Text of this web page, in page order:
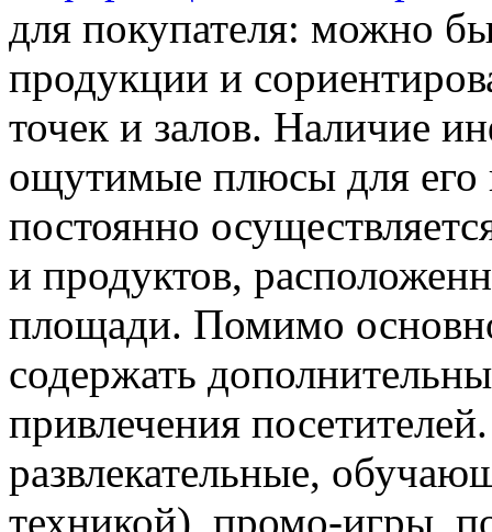
для покупателя: можно
продукции и
точек и залов. Наличие
ощутимые плюсы для его
постоянно
и продуктов,
площади. Помимо
содержать
привлечения
развлекательные,
техникой), промо-игры,